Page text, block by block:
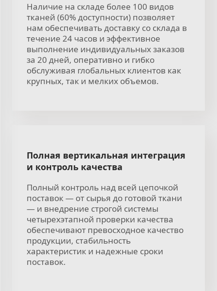
Наличие на складе более 100 видов
тканей (60% доступности) позволяет
нам обеспечивать доставку со склада в
течение 24 часов и эффективное
выполнение индивидуальных заказов
за 20 дней, оперативно и гибко
обслуживая глобальных клиентов как
крупных, так и мелких объемов.
Полная вертикальная интеграция
и контроль качества
Полный контроль над всей цепочкой
поставок — от сырья до готовой ткани
— и внедрение строгой системы
четырехэтапной проверки качества
обеспечивают превосходное качество
продукции, стабильность
характеристик и надежные сроки
поставок.